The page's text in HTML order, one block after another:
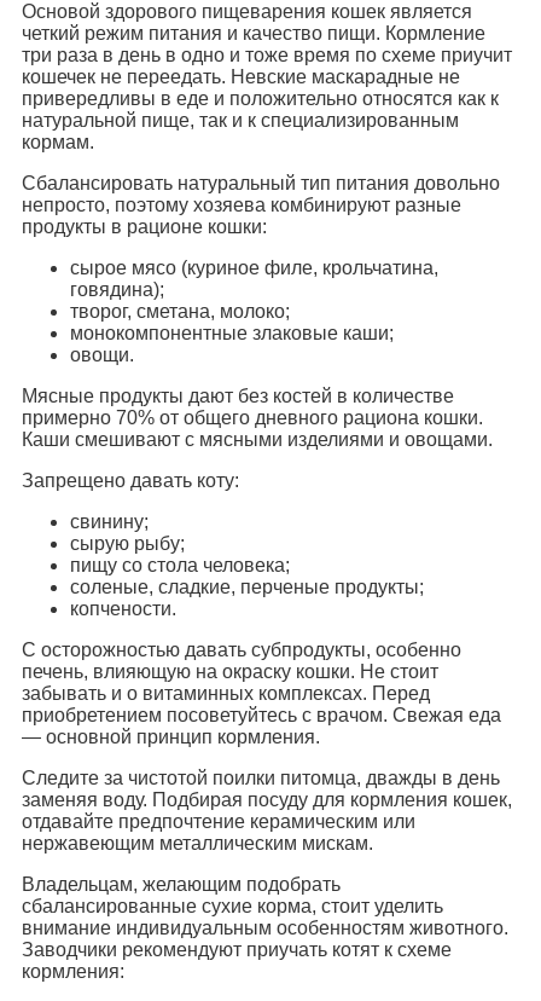
Основой здорового пищеварения кошек является
четкий режим питания и качество пищи. Кормление
три раза в день в одно и тоже время по схеме приучит
кошечек не переедать. Невские маскарадные не
привередливы в еде и положительно относятся как к
натуральной пище, так и к специализированным
кормам.
Сбалансировать натуральный тип питания довольно
непросто, поэтому хозяева комбинируют разные
продукты в рационе кошки:
сырое мясо (куриное филе, крольчатина,
говядина);
творог, сметана, молоко;
монокомпонентные злаковые каши;
овощи.
Мясные продукты дают без костей в количестве
примерно 70% от общего дневного рациона кошки.
Каши смешивают с мясными изделиями и овощами.
Запрещено давать коту:
свинину;
сырую рыбу;
пищу со стола человека;
соленые, сладкие, перченые продукты;
копчености.
С осторожностью давать субпродукты, особенно
печень, влияющую на окраску кошки. Не стоит
забывать и о витаминных комплексах. Перед
приобретением посоветуйтесь с врачом. Свежая еда
— основной принцип кормления.
Следите за чистотой поилки питомца, дважды в день
заменяя воду. Подбирая посуду для кормления кошек,
отдавайте предпочтение керамическим или
нержавеющим металлическим мискам.
Владельцам, желающим подобрать
сбалансированные сухие корма, стоит уделить
внимание индивидуальным особенностям животного.
Заводчики рекомендуют приучать котят к схеме
кормления: